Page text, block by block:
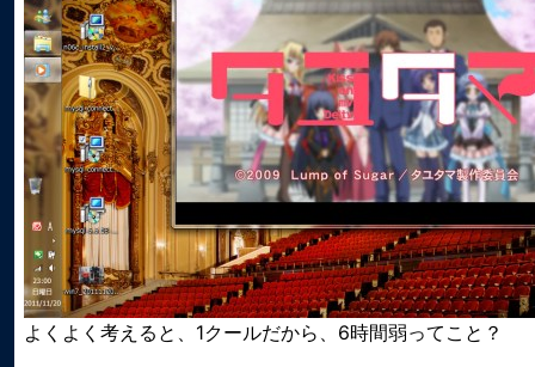
よくよく考えると、1クールだから、6時間弱ってこと？